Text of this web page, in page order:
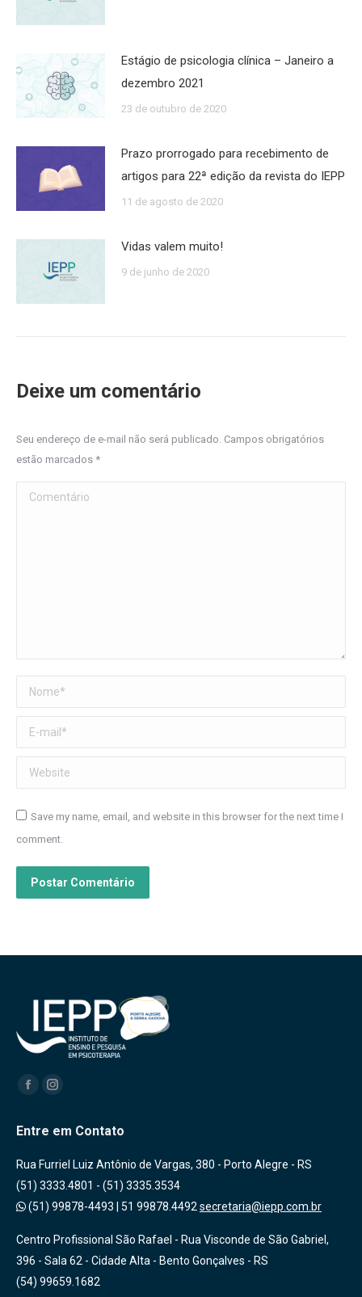
Estágio de psicologia clínica – Janeiro a
dezembro 2021
23 de outubro de 2020
Prazo prorrogado para recebimento de
artigos para 22ª edição da revista do IEPP
11 de agosto de 2020
Vidas valem muito!
9 de junho de 2020
Deixe um comentário
Seu endereço de e-mail não será publicado. Campos obrigatórios
estão marcados *
Comentário
Nome *
E-mail *
Website
Save my name, email, and website in this browser for the next time I
comment.
Postar Comentário
Encontre-nos em:
FacebookInstagram
Entre em Contato
Rua Furriel Luiz Antônio de Vargas, 380 - Porto Alegre - RS
(51) 3333.4801 - (51) 3335.3534
(51) 99878-4493
51 99878.4492 secretaria@iepp.com.br
Centro Profissional São Rafael - Rua Visconde de São Gabriel,
396 - Sala 62 - Cidade Alta - Bento Gonçalves - RS
(54) 99659.1682